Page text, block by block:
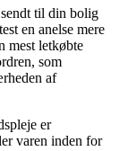
til din bolig
en anelse mere
mest letkøbte
som
af
er
varen inden for